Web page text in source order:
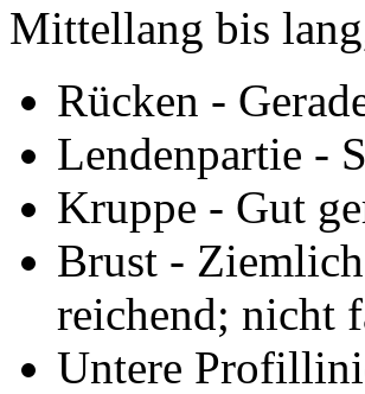
Mittellang bis
Lendenpartie -
Kruppe - Gut
Brust -
reichend; nicht
Untere